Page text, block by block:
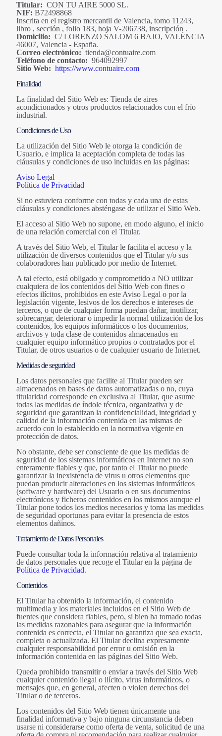
Titular: CON TU AIRE 5000 SL.
NIF: B72498868
Inscrita en el registro mercantil de Valencia, tomo 11243,
libro , sección , folio 183, hoja V-206738, inscripción .
Domicilio: C/ LORENZO SALOM 6 BAJO, VALÈNCIA
46007, Valencia - España.
Correo electrónico: tienda@contuaire.com
Teléfono de contacto: 964092997
Sitio Web: https://www.contuaire.com
Finalidad
La finalidad del Sitio Web es: Tienda de aires
acondicionados y otros productos relacionados con el frío
industrial.
Condiciones de Uso
La utilización del Sitio Web le otorga la condición de
Usuario, e implica la aceptación completa de todas las
cláusulas y condiciones de uso incluidas en las páginas:
Aviso Legal
Política de Privacidad
Si no estuviera conforme con todas y cada una de estas
cláusulas y condiciones absténgase de utilizar el Sitio Web.
El acceso al Sitio Web no supone, en modo alguno, el inicio
de una relación comercial con el Titular.
A través del Sitio Web, el Titular le facilita el acceso y la
utilización de diversos contenidos que el Titular y/o sus
colaboradores han publicado por medio de Internet.
A tal efecto, está obligado y comprometido a NO utilizar
cualquiera de los contenidos del Sitio Web con fines o
efectos ilícitos, prohibidos en este Aviso Legal o por la
legislación vigente, lesivos de los derechos e intereses de
terceros, o que de cualquier forma puedan dañar, inutilizar,
sobrecargar, deteriorar o impedir la normal utilización de los
contenidos, los equipos informáticos o los documentos,
archivos y toda clase de contenidos almacenados en
cualquier equipo informático propios o contratados por el
Titular, de otros usuarios o de cualquier usuario de Internet.
Medidas de seguridad
Los datos personales que facilite al Titular pueden ser
almacenados en bases de datos automatizadas o no, cuya
titularidad corresponde en exclusiva al Titular, que asume
todas las medidas de índole técnica, organizativa y de
seguridad que garantizan la confidencialidad, integridad y
calidad de la información contenida en las mismas de
acuerdo con lo establecido en la normativa vigente en
protección de datos.
No obstante, debe ser consciente de que las medidas de
seguridad de los sistemas informáticos en Internet no son
enteramente fiables y que, por tanto el Titular no puede
garantizar la inexistencia de virus u otros elementos que
puedan producir alteraciones en los sistemas informáticos
(software y hardware) del Usuario o en sus documentos
electrónicos y ficheros contenidos en los mismos aunque el
Titular pone todos los medios necesarios y toma las medidas
de seguridad oportunas para evitar la presencia de estos
elementos dañinos.
Tratamiento de Datos Personales
Puede consultar toda la información relativa al tratamiento
de datos personales que recoge el Titular en la página de
Política de Privacidad.
Contenidos
El Titular ha obtenido la información, el contenido
multimedia y los materiales incluidos en el Sitio Web de
fuentes que considera fiables, pero, si bien ha tomado todas
las medidas razonables para asegurar que la información
contenida es correcta, el Titular no garantiza que sea exacta,
completa o actualizada. El Titular declina expresamente
cualquier responsabilidad por error u omisión en la
información contenida en las páginas del Sitio Web.
Queda prohibido transmitir o enviar a través del Sitio Web
cualquier contenido ilegal o ilícito, virus informáticos, o
mensajes que, en general, afecten o violen derechos del
Titular o de terceros.
Los contenidos del Sitio Web tienen únicamente una
finalidad informativa y bajo ninguna circunstancia deben
usarse ni considerarse como oferta de venta, solicitud de una